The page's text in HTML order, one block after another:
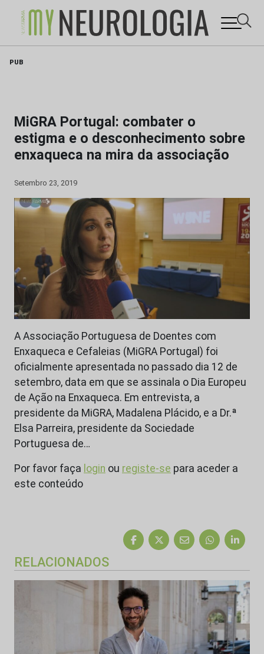
PUB
MiGRA Portugal: combater o
estigma e o desconhecimento sobre
enxaqueca na mira da associação
Setembro 23, 2019
A Associação Portuguesa de Doentes com
Enxaqueca e Cefaleias (MiGRA Portugal) foi
oficialmente apresentada no passado dia 12 de
setembro, data em que se assinala o Dia Europeu
de Ação na Enxaqueca. Em entrevista, a
presidente da MiGRA, Madalena Plácido, e a Dr.ª
Elsa Parreira, presidente da Sociedade
Portuguesa de…
Por favor faça login ou registe-se para aceder a
este conteúdo
RELACIONADOS